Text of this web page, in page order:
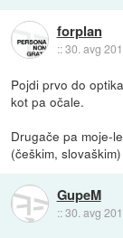
forplan
::30. avg
Pojdi prvo do
kot pa očale.
Drugače pa moje-
(češkim,
GupeM
::30. avg